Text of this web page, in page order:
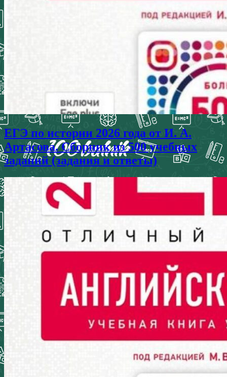
ЕГЭ по истории 2026 года от И. А.
Артасова. Сборник из 500 учебных
заданий (задания и ответы)